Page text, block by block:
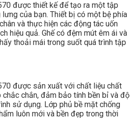
được thiết kế để tạo ra một tập
lưng của bạn. Thiết bị có một bệ phía
và thực hiện các động tác uốn
hiệu quả. Ghế có đệm mút êm ái và
thoải mái trong suốt quá trình tập
được sản xuất với chất liệu chất
chắc chắn, đảm bảo tính bền bỉ và độ
sử dụng. Lớp phủ bề mặt chống
luôn mới và bền đẹp trong thời